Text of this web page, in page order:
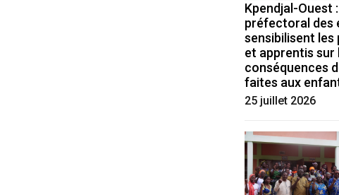
Kpendjal-Ouest
préfectoral des
sensibilisent les
et apprentis sur
conséquences
faites aux
25 juillet 2026